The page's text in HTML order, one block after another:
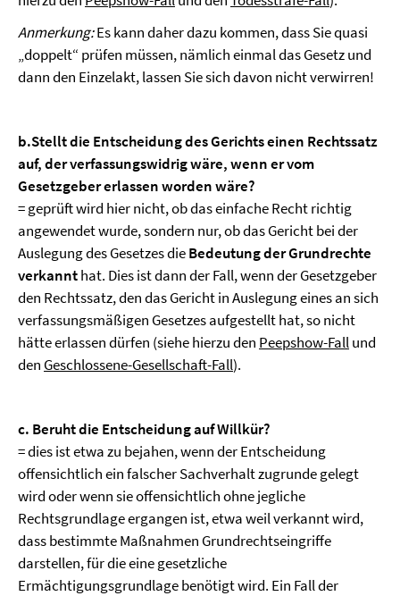
Anmerkung:Es kann daher dazu kommen, dass Sie quasi
„doppelt“ prüfen müssen, nämlich einmal das Gesetz und
dann den Einzelakt, lassen Sie sich davon nicht verwirren!
b.Stellt die Entscheidung des Gerichts einen Rechtssatz
auf, der verfassungswidrig wäre, wenn er vom
Gesetzgeber erlassen worden wäre?
= geprüft wird hier nicht, ob das einfache Recht richtig
angewendet wurde, sondern nur, ob das Gericht bei der
Auslegung des Gesetzes dieBedeutung der Grundrechte
verkannthat. Dies ist dann der Fall, wenn der Gesetzgeber
den Rechtssatz, den das Gericht in Auslegung eines an sich
verfassungsmäßigen Gesetzes aufgestellt hat, so nicht
hätte erlassen dürfen (siehe hierzu den Peepshow-Fallund
den Geschlossene-Gesellschaft-Fall).
c. Beruht die Entscheidung auf Willkür?
= dies ist etwa zu bejahen, wenn der Entscheidung
offensichtlich ein falscher Sachverhalt zugrunde gelegt
wird oder wenn sie offensichtlich ohne jegliche
Rechtsgrundlage ergangen ist, etwa weil verkannt wird,
dass bestimmte Maßnahmen Grundrechtseingriffe
darstellen, für die eine gesetzliche
Ermächtigungsgrundlage benötigt wird. Ein Fall der